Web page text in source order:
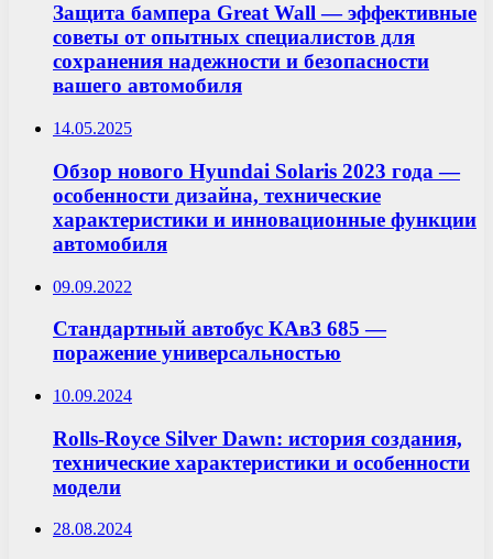
Защита бампера Great Wall — эффективные
советы от опытных специалистов для
сохранения надежности и безопасности
вашего автомобиля
14.05.2025
Обзор нового Hyundai Solaris 2023 года —
особенности дизайна, технические
характеристики и инновационные функции
автомобиля
09.09.2022
Стандартный автобус КАвЗ 685 —
поражение универсальностью
10.09.2024
Rolls-Royce Silver Dawn: история создания,
технические характеристики и особенности
модели
28.08.2024